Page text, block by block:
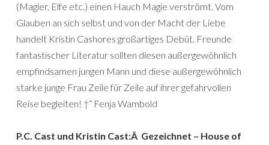
(Magier, Elfe etc.) einen Hauch Magie verströmt. Vom
Glauben an sich selbst und von der Macht der Liebe
handelt Kristin Cashores großartiges Debüt. Freunde
fantastischer Literatur sollten diesen außergewöhnlich
empfindsamen jungen Mann und diese außergewöhnlich
starke junge Frau Zeile für Zeile auf ihrer gefahrvollen
Reise begleiten! †“ Fenja Wambold
P.C. Cast und Kristin Cast:Â Gezeichnet – House of